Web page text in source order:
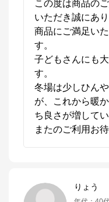
この度は商品の
いただき誠にあ
商品にご満足い
す。
子どもさんにも
す。
冬場は少しひん
が、これから暖
ち良さが増して
またのご利用お
りょう